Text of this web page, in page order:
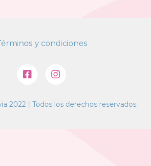
y condiciones
2022 | Todos los derechos reservados